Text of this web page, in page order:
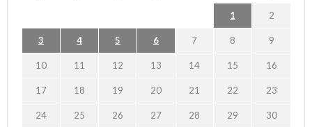
1 2
3 4 5 6 7 8 9
10 11 12 13 14 15 16
17 18 19 20 21 22 23
24 25 26 27 28 29 30